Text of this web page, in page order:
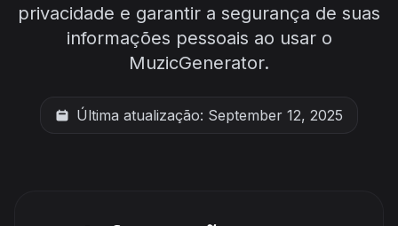
privacidade e garantir a segurança de suas
informações pessoais ao usar o
MuzicGenerator.
Última atualização: September 12, 2025